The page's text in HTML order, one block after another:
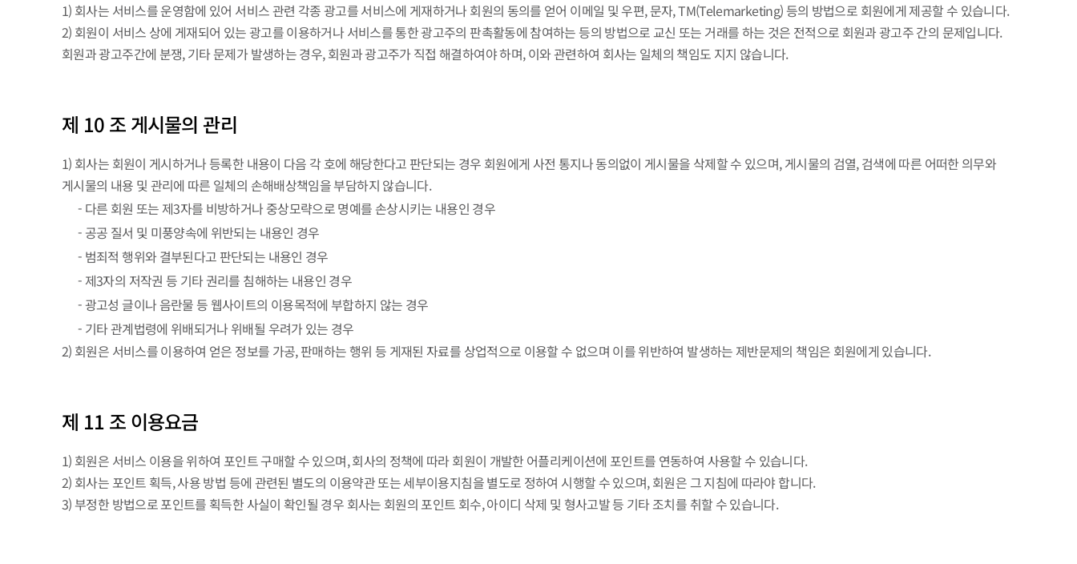
1) 회사는 서비스를 운영함에 있어 서비스 관련 각종 광고를 서비스에 게재하거나 회원의 동의를 얻어 이메일 및 우편, 문자, TM(Telemarketing) 등의 방법으로 회원에게 제공할 수 있습니다.
2) 회원이 서비스 상에 게재되어 있는 광고를 이용하거나 서비스를 통한 광고주의 판촉활동에 참여하는 등의 방법으로 교신 또는 거래를 하는 것은 전적으로 회원과 광고주 간의 문제입니다.
회원과 광고주간에 분쟁, 기타 문제가 발생하는 경우, 회원과 광고주가 직접 해결하여야 하며, 이와 관련하여 회사는 일체의 책임도 지지 않습니다.
제 10 조 게시물의 관리
1) 회사는 회원이 게시하거나 등록한 내용이 다음 각 호에 해당한다고 판단되는 경우 회원에게 사전 통지나 동의없이 게시물을 삭제할 수 있으며, 게시물의 검열, 검색에 따른 어떠한 의무와
게시물의 내용 및 관리에 따른 일체의 손해배상책임을 부담하지 않습니다.
- 다른 회원 또는 제3자를 비방하거나 중상모략으로 명예를 손상시키는 내용인 경우
- 공공 질서 및 미풍양속에 위반되는 내용인 경우
- 범죄적 행위와 결부된다고 판단되는 내용인 경우
- 제3자의 저작권 등 기타 권리를 침해하는 내용인 경우
- 광고성 글이나 음란물 등 웹사이트의 이용목적에 부합하지 않는 경우
- 기타 관계법령에 위배되거나 위배될 우려가 있는 경우
2) 회원은 서비스를 이용하여 얻은 정보를 가공, 판매하는 행위 등 게재된 자료를 상업적으로 이용할 수 없으며 이를 위반하여 발생하는 제반문제의 책임은 회원에게 있습니다.
제 11 조 이용요금
1) 회원은 서비스 이용을 위하여 포인트 구매할 수 있으며, 회사의 정책에 따라 회원이 개발한 어플리케이션에 포인트를 연동하여 사용할 수 있습니다.
2) 회사는 포인트 획득, 사용 방법 등에 관련된 별도의 이용약관 또는 세부이용지침을 별도로 정하여 시행할 수 있으며, 회원은 그 지침에 따라야 합니다.
3) 부정한 방법으로 포인트를 획득한 사실이 확인될 경우 회사는 회원의 포인트 회수, 아이디 삭제 및 형사고발 등 기타 조치를 취할 수 있습니다.